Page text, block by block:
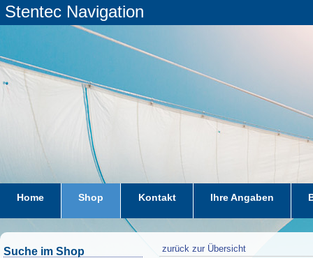
Stentec Navigation
Home Shop Kontakt Ihre Angaben
Suche im Shop zurück zur Übersicht